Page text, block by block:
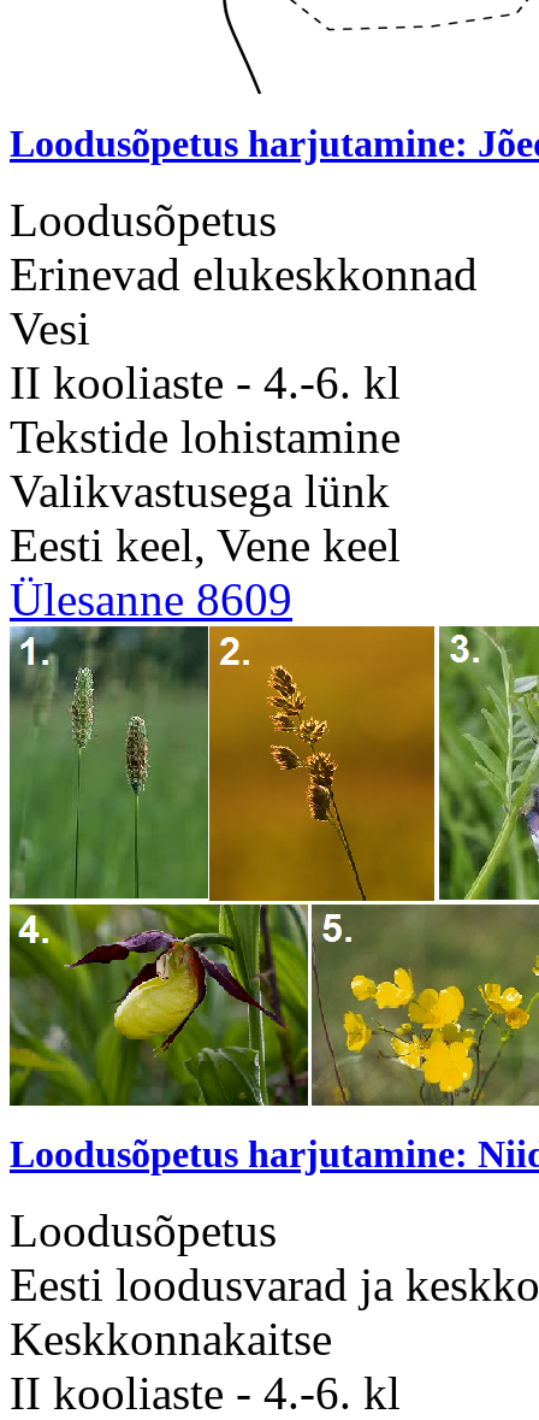
Loodusõpetus harjutamine:
Loodusõpetus
Erinevad elukeskkonnad
Vesi
II kooliaste - 4.-6. kl
Tekstide lohistamine
Valikvastusega lünk
Eesti keel, Vene keel
Ülesanne 8609
Loodusõpetus harjutamine:
Loodusõpetus
Eesti loodusvarad ja
Keskkonnakaitse
II kooliaste - 4.-6. kl